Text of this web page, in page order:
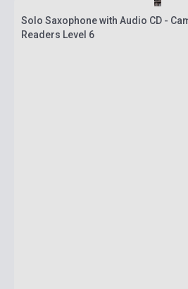
Solo Saxophone with Audio CD -
Readers Level 6